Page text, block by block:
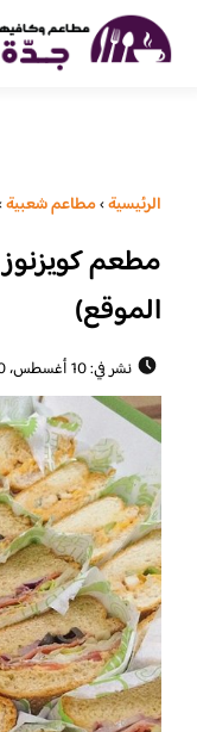
الرئيسية›مطاعم شعبية
مطعم كويزنوز
الموقع)
نشر في: 10 أغسطس، 2020